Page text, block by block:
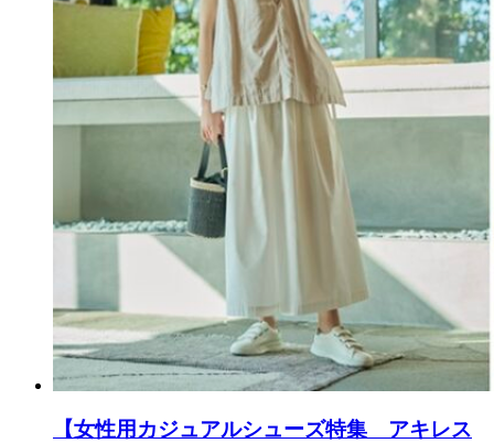
【女性用カジュアルシューズ特集 アキレス